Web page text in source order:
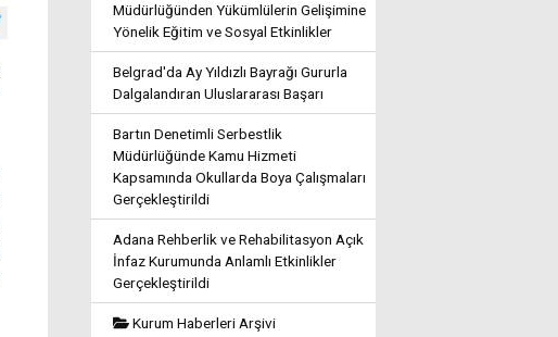
Müdürlüğünden Yükümlülerin Gelişimine
Yönelik Eğitim ve Sosyal Etkinlikler
Belgrad'da Ay Yıldızlı Bayrağı Gururla
Dalgalandıran Uluslararası Başarı
Bartın Denetimli Serbestlik
Müdürlüğünde Kamu Hizmeti
Kapsamında Okullarda Boya Çalışmaları
Gerçekleştirildi
Adana Rehberlik ve Rehabilitasyon Açık
İnfaz Kurumunda Anlamlı Etkinlikler
Gerçekleştirildi
Kurum Haberleri Arşivi